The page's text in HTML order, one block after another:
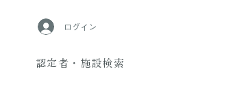
ログイン
認定者・施設検索